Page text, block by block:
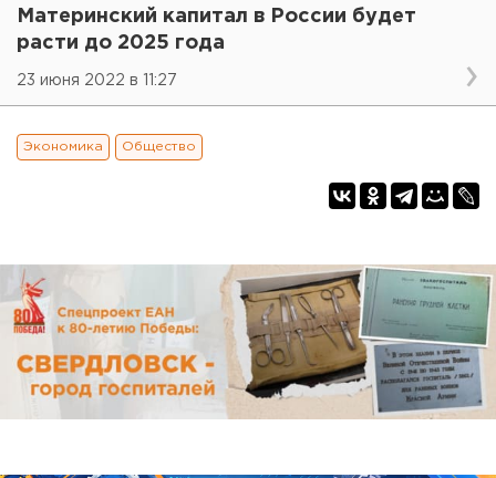
Материнский капитал в России будет
расти до 2025 года
23 июня 2022 в 11:27
Экономика Общество